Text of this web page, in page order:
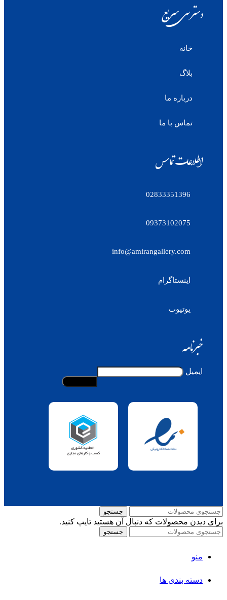
دسترسی سریع
خانه
بلاگ
درباره ما
تماس با ما
اطلاعات تماس
02833351396
09373102075
info@amirangallery.com
اینستاگرام
یوتیوب
خبرنامه
ایمیل
جستجو
برای دیدن محصولات که دنبال آن هستید تایپ کنید.
جستجو
منو
دسته بندی ها